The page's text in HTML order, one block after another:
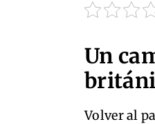
Un
Volver al